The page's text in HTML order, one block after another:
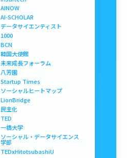
AINOW
AI-SCHOLAR
データサイエンティスト
1000
BCN
韓国大使館
未来成長フォーラム
八芳園
Startup Times
ソーシャルヒートマップ
LionBridge
民主化
TED
一橋大学
ソーシャル・データサイエンス
学部
TEDxHitotsubashiU